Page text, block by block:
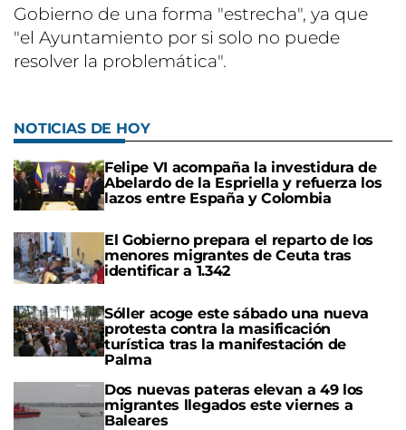
Gobierno de una forma "estrecha", ya que
"el Ayuntamiento por si solo no puede
resolver la problemática".
NOTICIAS DE HOY
Felipe VI acompaña la investidura de
Abelardo de la Espriella y refuerza los
lazos entre España y Colombia
El Gobierno prepara el reparto de los
menores migrantes de Ceuta tras
identificar a 1.342
Sóller acoge este sábado una nueva
protesta contra la masificación
turística tras la manifestación de
Palma
Dos nuevas pateras elevan a 49 los
migrantes llegados este viernes a
Baleares